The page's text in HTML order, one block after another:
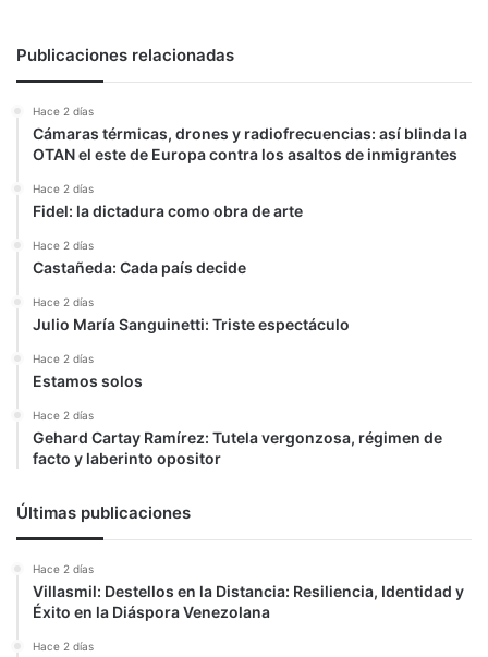
Publicaciones relacionadas
Hace 2 días
Cámaras térmicas, drones y radiofrecuencias: así blinda la
OTAN el este de Europa contra los asaltos de inmigrantes
Hace 2 días
Fidel: la dictadura como obra de arte
Hace 2 días
Castañeda: Cada país decide
Hace 2 días
Julio María Sanguinetti: Triste espectáculo
Hace 2 días
Estamos solos
Hace 2 días
Gehard Cartay Ramírez: Tutela vergonzosa, régimen de
facto y laberinto opositor
Últimas publicaciones
Hace 2 días
Villasmil: Destellos en la Distancia: Resiliencia, Identidad y
Éxito en la Diáspora Venezolana
Hace 2 días